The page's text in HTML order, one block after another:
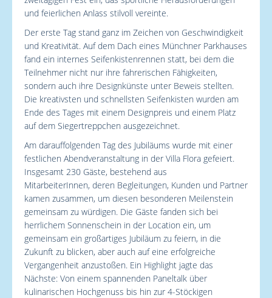
und feierlichen Anlass stilvoll vereinte.
Der erste Tag stand ganz im Zeichen von Geschwindigkeit
und Kreativität. Auf dem Dach eines Münchner Parkhauses
fand ein internes Seifenkistenrennen statt, bei dem die
Teilnehmer nicht nur ihre fahrerischen Fähigkeiten,
sondern auch ihre Designkünste unter Beweis stellten.
Die kreativsten und schnellsten Seifenkisten wurden am
Ende des Tages mit einem Designpreis und einem Platz
auf dem Siegertreppchen ausgezeichnet.
Am darauffolgenden Tag des Jubiläums wurde mit einer
festlichen Abendveranstaltung in der Villa Flora gefeiert.
Insgesamt 230 Gäste, bestehend aus
MitarbeiterInnen, deren Begleitungen, Kunden und Partner
kamen zusammen, um diesen besonderen Meilenstein
gemeinsam zu würdigen. Die Gäste fanden sich bei
herrlichem Sonnenschein in der Location ein, um
gemeinsam ein großartiges Jubiläum zu feiern, in die
Zukunft zu blicken, aber auch auf eine erfolgreiche
Vergangenheit anzustoßen. Ein Highlight jagte das
Nächste: Von einem spannenden Paneltalk über
kulinarischen Hochgenuss bis hin zur 4-Stöckigen